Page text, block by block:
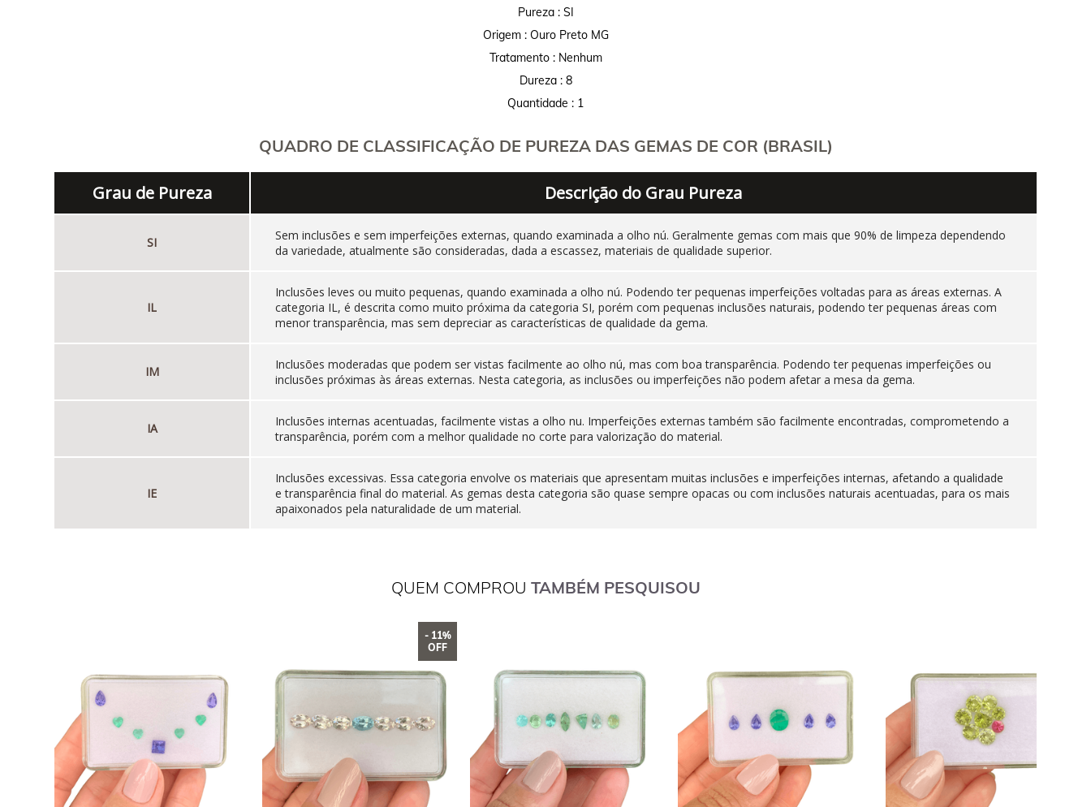
Pureza : SI
Origem : Ouro Preto MG
Tratamento : Nenhum
Dureza : 8
Quantidade : 1
QUADRO DE CLASSIFICAÇÃO DE PUREZA DAS GEMAS DE COR (BRASIL)
Grau de Pureza Descrição do Grau Pureza
SI
Sem inclusões e sem imperfeições externas, quando examinada a olho nú. Geralmente gemas com mais que 90% de limpeza dependendo
da variedade, atualmente são consideradas, dada a escassez, materiais de qualidade superior.
IL
Inclusões leves ou muito pequenas, quando examinada a olho nú. Podendo ter pequenas imperfeições voltadas para as áreas externas. A
categoria IL, é descrita como muito próxima da categoria SI, porém com pequenas inclusões naturais, podendo ter pequenas áreas com
menor transparência, mas sem depreciar as características de qualidade da gema.
IM
Inclusões moderadas que podem ser vistas facilmente ao olho nú, mas com boa transparência. Podendo ter pequenas imperfeições ou
inclusões próximas às áreas externas. Nesta categoria, as inclusões ou imperfeições não podem afetar a mesa da gema.
IA
Inclusões internas acentuadas, facilmente vistas a olho nu. Imperfeições externas também são facilmente encontradas, comprometendo a
transparência, porém com a melhor qualidade no corte para valorização do material.
IE
Inclusões excessivas. Essa categoria envolve os materiais que apresentam muitas inclusões e imperfeições internas, afetando a qualidade
e transparência final do material. As gemas desta categoria são quase sempre opacas ou com inclusões naturais acentuadas, para os mais
apaixonados pela naturalidade de um material.
QUEM COMPROU TAMBÉM PESQUISOU
- 11%
OFF